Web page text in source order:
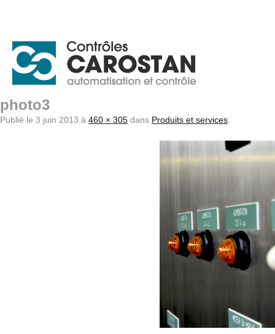
photo3
Publié le 3 juin 2013 à 460 × 305 dans Produits et services